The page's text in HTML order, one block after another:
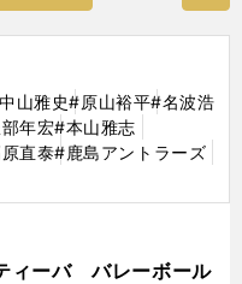
山雅史#原山裕平#名波浩
年宏#本山雅志
直泰#鹿島アントラーズ
ィーバ バレーボール